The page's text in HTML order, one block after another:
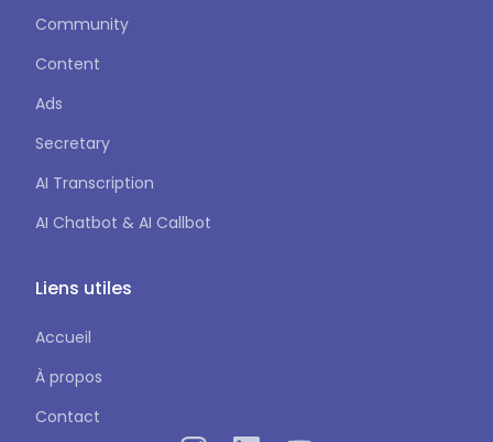
Community
Content
Ads
Secretary
AI Transcription
AI Chatbot & AI Callbot
Liens utiles
Accueil
À propos
Contact